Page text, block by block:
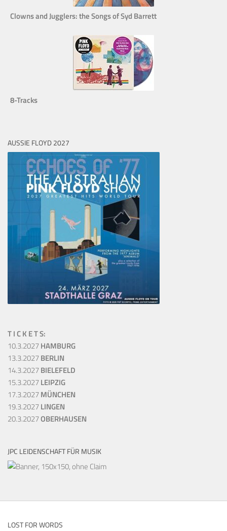
Clowns and Jugglers: the Songs of Syd Barrett
8-Tracks
AUSSIE FLOYD 2027
T I C K E T S:
10.3.2027HAMBURG
13.3.2027BERLIN
14.3.2027BIELEFELD
15.3.2027LEIPZIG
17.3.2027MÜNCHEN
19.3.2027LINGEN
20.3.2027OBERHAUSEN
JPC LEIDENSCHAFT FÜR MUSIK
LOST FOR WORDS